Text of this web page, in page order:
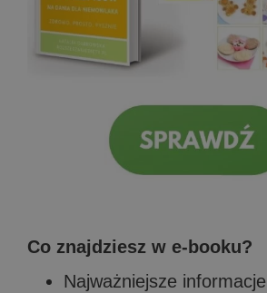
Co znajdziesz w e-booku?
Najważniejsze